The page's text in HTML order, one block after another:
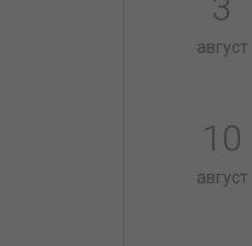
август
10
август